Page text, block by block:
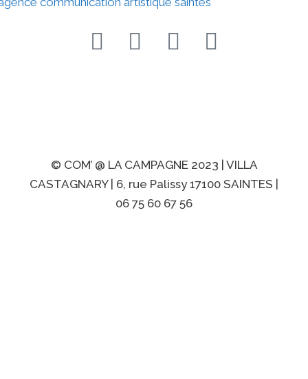
© COM’ @ LA CAMPAGNE 2023 | VILLA
CASTAGNARY | 6, rue Palissy 17100 SAINTES |
06 75 60 67 56